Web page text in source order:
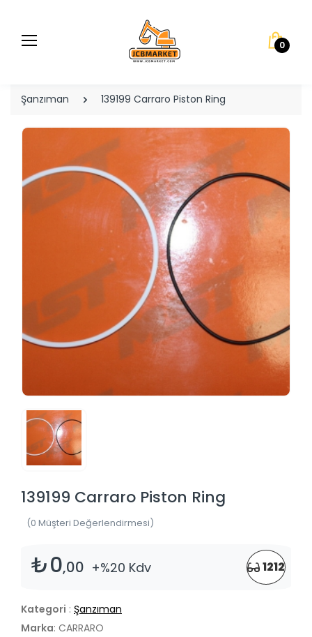
0
Şanzıman 139199 Carraro Piston Ring
139199 Carraro Piston Ring
(0 Müşteri Değerlendirmesi)
₺0,00 +%20 Kdv 1212
Kategori : Şanzıman
Marka: CARRARO